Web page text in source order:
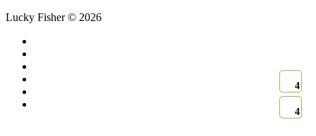
4
4
4
4
Lucky Fisher © 2026